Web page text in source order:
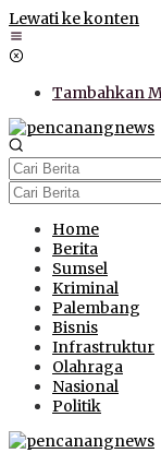
Lewati ke konten
Tambahkan
Home
Berita
Sumsel
Kriminal
Palembang
Bisnis
Infrastruktur
Olahraga
Nasional
Politik